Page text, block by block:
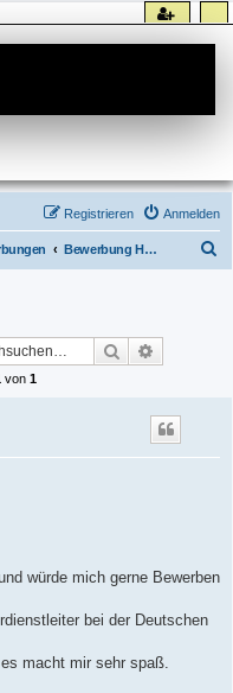
Anmelden
Registrieren
Bewerbung Hotline
Suche
von 1
würde mich gerne Bewerben
bei der Deutschen
macht mir sehr spaß.